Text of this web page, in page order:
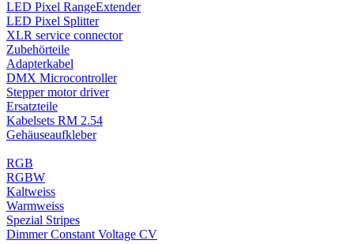
LED Pixel RangeExtender
LED Pixel Splitter
XLR service connector
Zubehörteile
Adapterkabel
DMX Microcontroller
Stepper motor driver
Ersatzteile
Kabelsets RM 2.54
Gehäuseaufkleber
RGB
RGBW
Kaltweiss
Warmweiss
Spezial Stripes
Dimmer Constant Voltage CV